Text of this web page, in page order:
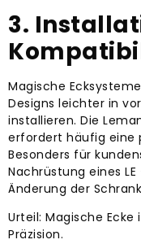
3.
Magische
Designs leichter in
installieren. Die
erfordert häufig eine
Besonders für
Nachrüstung eines
Änderung der
Urteil: Magische
Präzision.